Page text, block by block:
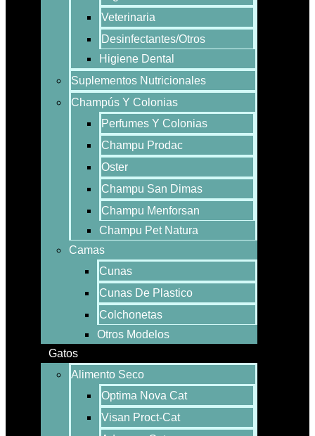
Veterinaria
Desinfectantes/Otros
Higiene Dental
Suplementos Nutricionales
Champús Y Colonias
Perfumes Y Colonias
Champu Prodac
Oster
Champu San Dimas
Champu Menforsan
Champu Pet Natura
Camas
Cunas
Cunas De Plastico
Colchonetas
Otros Modelos
Gatos
Alimento Seco
Optima Nova Cat
Visan Proct-Cat